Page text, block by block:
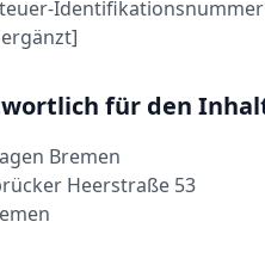
für den Inhalt
Bremen
Heerstraße 53